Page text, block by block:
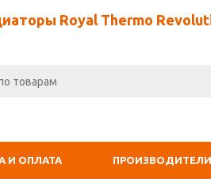
Royal Thermo
И ОПЛАТА ПРОИЗВОДИТЕЛИ